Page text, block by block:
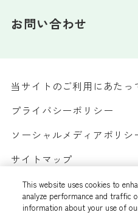
お問い合わせ
当サイトのご利用にあたっ
プライバシーポリシー
ソーシャルメディアポリシ
サイトマップ
カスタマーハラスメント
This website uses cookies to
analyze performance and traffic
information about your use of